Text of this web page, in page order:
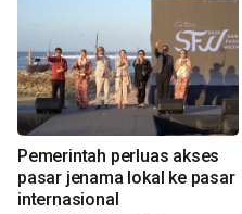
Pemerintah perluas akses
pasar jenama lokal ke pasar
internasional